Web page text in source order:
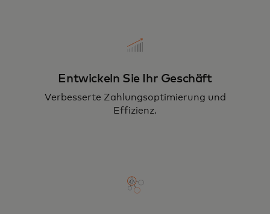
Entwickeln Sie Ihr Geschäft
Verbesserte Zahlungsoptimierung und
Effizienz.